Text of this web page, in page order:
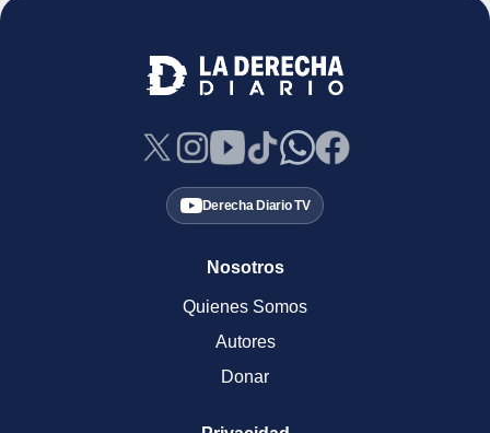
Derecha Diario TV
Nosotros
Quienes Somos
Autores
Donar